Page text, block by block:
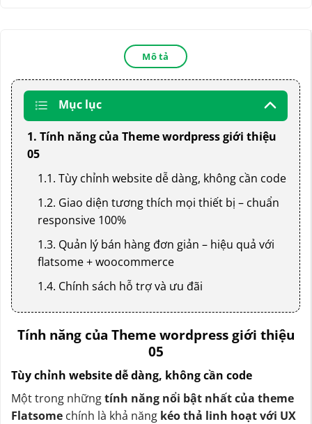
Mô tả
Mục lục
1. Tính năng của Theme wordpress giới thiệu
05
1.1. Tùy chỉnh website dễ dàng, không cần code
1.2. Giao diện tương thích mọi thiết bị – chuẩn
responsive 100%
1.3. Quản lý bán hàng đơn giản – hiệu quả với
flatsome + woocommerce
1.4. Chính sách hỗ trợ và ưu đãi
Tính năng của Theme wordpress giới thiệu
05
Tùy chỉnh website dễ dàng, không cần code
Một trong nhữngtính năng nổi bật nhất của theme
Flatsome chính là khả năng kéo thả linh hoạt với UX